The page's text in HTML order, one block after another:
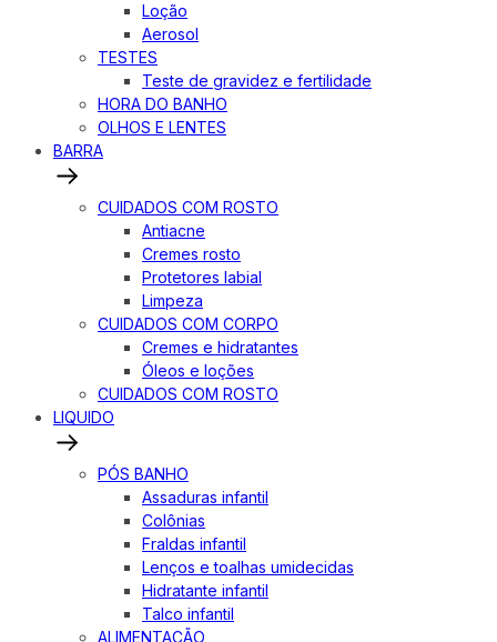
Loção
Aerosol
TESTES
Teste de gravidez e fertilidade
HORA DO BANHO
OLHOS E LENTES
BARRA
CUIDADOS COM ROSTO
Antiacne
Cremes rosto
Protetores labial
Limpeza
CUIDADOS COM CORPO
Cremes e hidratantes
Óleos e loções
CUIDADOS COM ROSTO
LIQUIDO
PÓS BANHO
Assaduras infantil
Colônias
Fraldas infantil
Lenços e toalhas umidecidas
Hidratante infantil
Talco infantil
ALIMENTAÇÃO